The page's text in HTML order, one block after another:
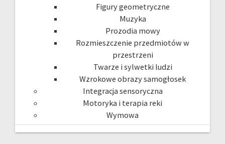
Figury geometryczne
Muzyka
Prozodia mowy
Rozmieszczenie przedmiotów w
przestrzeni
Twarze i sylwetki ludzi
Wzrokowe obrazy samogłosek
Integracja sensoryczna
Motoryka i terapia reki
Wymowa